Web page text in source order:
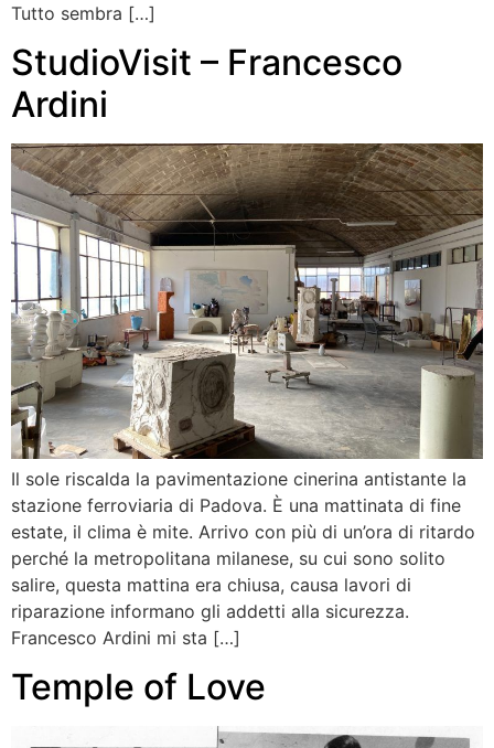
Tutto sembra […]
StudioVisit – Francesco
Ardini
Il sole riscalda la pavimentazione cinerina antistante la
stazione ferroviaria di Padova. È una mattinata di fine
estate, il clima è mite. Arrivo con più di un’ora di ritardo
perché la metropolitana milanese, su cui sono solito
salire, questa mattina era chiusa, causa lavori di
riparazione informano gli addetti alla sicurezza.
Francesco Ardini mi sta […]
Temple of Love